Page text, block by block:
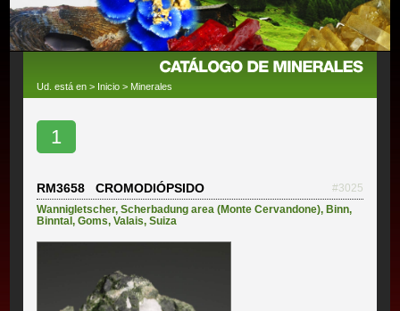
Ud. está en > Inicio > Minerales
1
RM3658 CROMODIÓPSIDO
#3025
Wannigletscher,Scherbadung area (Monte Cervandone), Binn,
Binntal,Goms,Valais,Suiza